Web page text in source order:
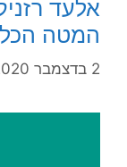
אלעד
המטה
2 בדצמבר 2020